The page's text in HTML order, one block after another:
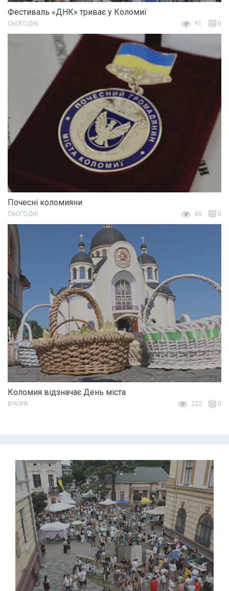
Фестиваль «ДНК» триває у Коломиї
СЬОГОДНІ 91 0
Почесні коломияни
СЬОГОДНІ 80 0
Коломия відзначає День міста
ВЧОРА 222 0